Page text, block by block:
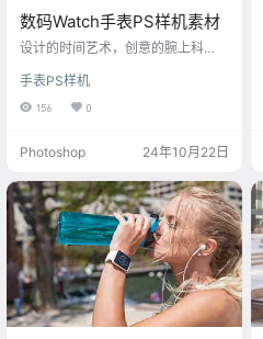
数码Watch手表PS样机素材
设计的时间艺术，创意的腕上科
来感，精准与风格同在
手表PS样机
156 0
Photoshop 24年10月22日